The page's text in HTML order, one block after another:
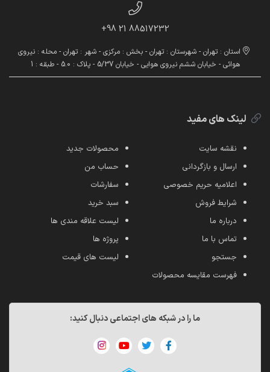
88517232 21 98+
استان : تهران - شهرستان : تهران - بخش : مرکزی - شهر : تهران - محله : نیروی
هوائی - خیابان ششم نیروی هوایی - خیابان 5/37 - پلاک : 5.0 - طبقه : 1
لینک های مفید
نقشه سایت
ارسال و بازگردانی
اعلامیه حریم خصوصی
شرایط فروش
درباره ما
تماس با ما
جستجو
فهرست مقایسه محصولات
محصولات جدید
حساب من
سفارشات
سبد خرید
لیست علاقه مندی ها
پروژه ها
لیست های قیمت
ما را در شبکه های اجتماعی دنبال کنید: